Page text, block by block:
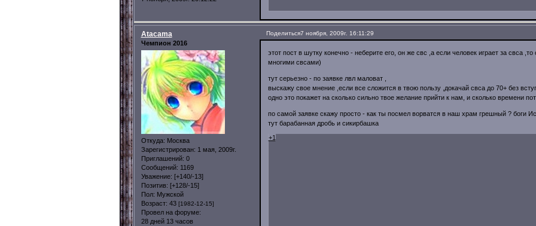
Поделиться7 ноября, 2009г. 16:11:29
Atacama
Чемпион 2016
Откуда: Москва
Зарегистрирован: 1 мая, 2009г.
Приглашений: 0
Сообщений: 1169
Уважение: [+140/-13]
Позитив: [+128/-15]
Пол: Мужской
Возраст: 43 [1982-12-15]
Провел на форуме:
28 дней 13 часов
этот пост в шутку конечно - неберите его, он же свс ,а если человек играет за свса
многими свсами)
тут серьезно - по заявке лвл маловат ,
выскажу свое мнение ,если все сложится в твою пользу ,докачай свса до 70+ без
одно это покажет на сколько сильно твое желание прийти к нам, и сколько времени
по самой заявке скажу просто - как ты посмел ворватся в наш храм грешный ? боги
тут барабанная дробь и сикирбашка
+1